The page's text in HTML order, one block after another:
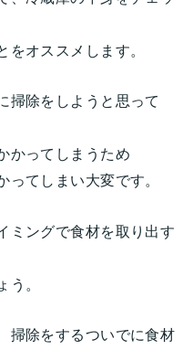
をオススメします。
掃除をしようと思って
かってしまうため
てしまい大変です。
ミングで食材を取り出す
う。
掃除をするついでに食材